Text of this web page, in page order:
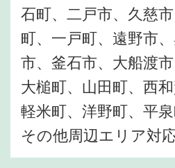
石町、二戸市、久慈
町、一戸町、遠野市
市、釜石市、大船渡市
大槌町、山田町、西和
軽米町、洋野町、平泉
その他周辺エリア対